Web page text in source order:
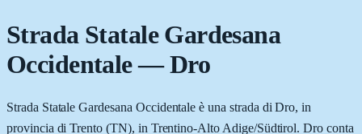
Strada Statale Gardesana
Occidentale—Dro
Strada Statale Gardesana Occidentale è una strada di Dro, in
provincia di Trento (TN), in Trentino-Alto Adige/Südtirol. Dro conta